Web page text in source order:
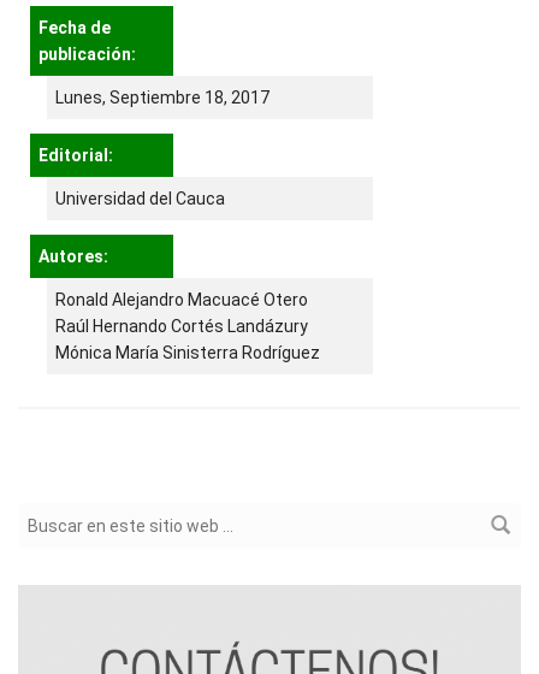
Fecha de
publicación:
Lunes, Septiembre 18, 2017
Editorial:
Universidad del Cauca
Autores:
Ronald Alejandro Macuacé Otero
Raúl Hernando Cortés Landázury
Mónica María Sinisterra Rodríguez
Formulario de búsqueda